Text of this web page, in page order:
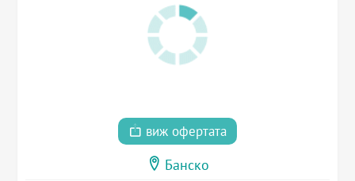
виж офертата
Банско